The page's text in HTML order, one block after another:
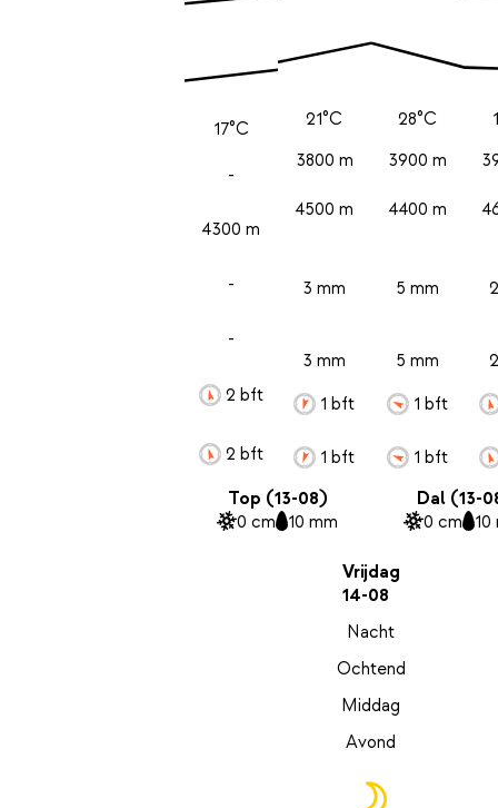
17°C
-
4300 m
-
-
2 bft
2 bft
21°C
3800 m
4500 m
3 mm
3 mm
1 bft
1 bft
28°C
3900 m
4400 m
5 mm
5 mm
1 bft
1 bft
Top (13-08)
0 cm 10 mm
Dal (13-
0 cm 10
Vrijdag
14-08
Nacht
Ochtend
Middag
Avond